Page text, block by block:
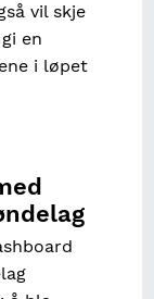
vil skje
en
i løpet